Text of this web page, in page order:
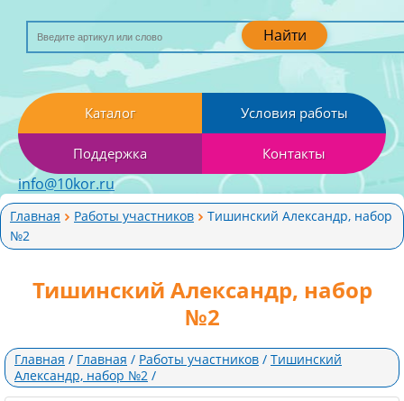
Найти
Каталог Условия работы
Поддержка Контакты
info@10kor.ru
Главная Работы участников
Тишинский Александр, набор
№2
Тишинский Александр, набор
№2
Главная / Главная / Работы участников / Тишинский
Александр, набор №2 /